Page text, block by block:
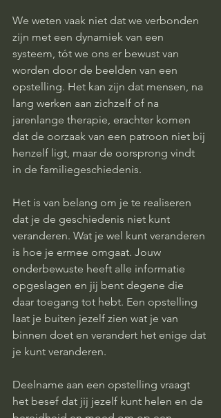
We weten vaak niet dat we verbonden
zijn met een dynamiek van een
systeem, tót we ons er bewust van
worden door de beelden van een
opstelling. Het kan zijn dat mensen, na
lang werken aan zichzelf of na
jarenlange therapie, erachter komen
dat de oorzaak van een patroon niet bij
henzelf ligt, maar de oorsprong vindt
in de familiegeschiedenis.
Het is van belang om je te realiseren
dat je de geschiedenis niet kunt
veranderen. Wat je wel kunt veranderen
is hoe je ermee omgaat. Jouw
onderbewuste heeft alle informatie
opgeslagen en jij bent degene die
daar toegang tot hebt. Een opstelling
laat je buiten jezelf zien wat je van
binnen doet en verandert het enige dat
je kunt veranderen.
Deelname aan een opstelling vraagt
het besef dat jij jezelf kunt helen en de